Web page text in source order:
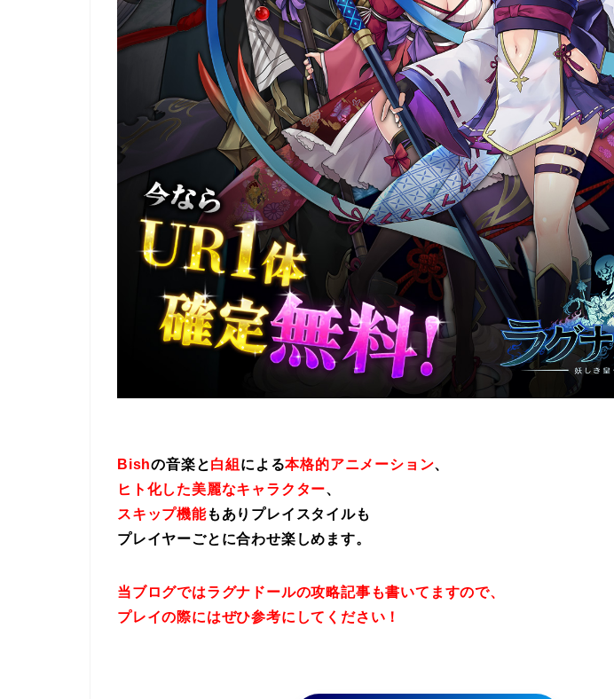
Bishの音楽と白組 による本格的アニメーション、
ヒト化した美麗なキャラクター、
スキップ機能もありプレイスタイルも
プレイヤーごとに合わせ楽しめます。
当ブログではラグナドールの攻略記事も書いてますので、
プレイの際にはぜひ参考にしてください！